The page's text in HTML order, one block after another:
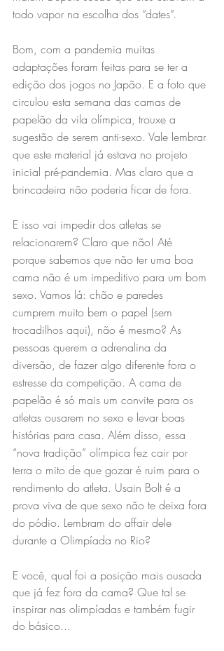
todo vapor na escolha dos “dates”.
Bom, com a pandemia muitas
adaptações foram feitas para se ter a
edição dos jogos no Japão. E a foto que
circulou esta semana das camas de
papelão da vila olímpica, trouxe a
sugestão de serem anti-sexo. Vale lembrar
que este material já estava no projeto
inicial pré-pandemia. Mas claro que a
brincadeira não poderia ficar de fora.
E isso vai impedir dos atletas se
relacionarem? Claro que não! Até
porque sabemos que não ter uma boa
cama não é um impeditivo para um bom
sexo. Vamos lá: chão e paredes
cumprem muito bem o papel (sem
trocadilhos aqui), não é mesmo? As
pessoas querem a adrenalina da
diversão, de fazer algo diferente fora o
estresse da competição. A cama de
papelão é só mais um convite para os
atletas ousarem no sexo e levar boas
histórias para casa. Além disso, essa
“nova tradição” olímpica fez cair por
terra o mito de que gozar é ruim para o
rendimento do atleta. Usain Bolt é a
prova viva de que sexo não te deixa fora
do pódio. Lembram do affair dele
durante a Olimpíada no Rio?
E você, qual foi a posição mais ousada
que já fez fora da cama? Que tal se
inspirar nas olimpíadas e também fugir
do básico...